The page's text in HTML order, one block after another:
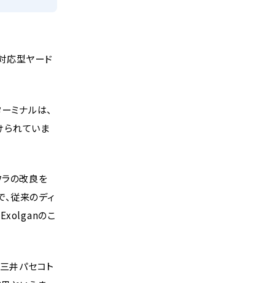
応型ヤード
ミナルは、
られていま
の改良を
従来のディ
Exolganのこ
井パセコト